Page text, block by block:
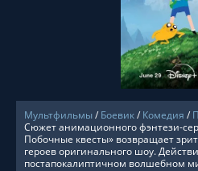
СМОТРЕТЬ
Мультфильмы/ Боевик/ Комедия /
Сюжет анимационного фэнтези-
Побочные квесты» возвращает
героев оригинального шоу.
постапокалиптичном волшебном